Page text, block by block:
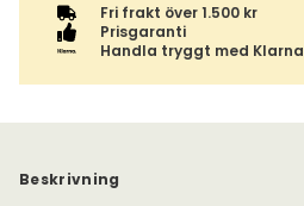
Fri frakt över 1.500 kr
Prisgaranti
Handla tryggt med Klarna
Beskrivning